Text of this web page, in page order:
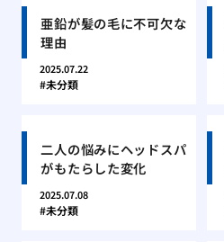
亜鉛が髪の毛に不可欠な
理由
2025.07.22
未分類
二人の悩みにヘッドスパ
がもたらした変化
2025.07.08
未分類